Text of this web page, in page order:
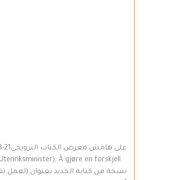
على هامش معرض الكتاب النرويجي21-23 تشرين الثاني 08، قدم وزير خارجية النرويج السيد يوناس غار ستوره
نسخة من كتابه الجديد بعنوان (لعمل